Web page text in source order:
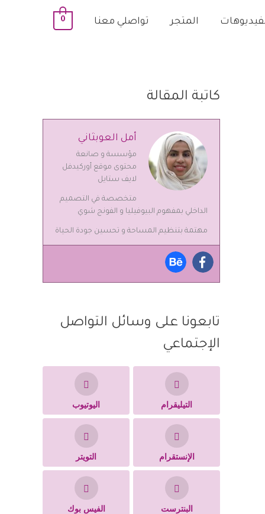
المتجر تواصلي معنا 0
كاتبة المقالة
أمل العوبثاني
مؤسسة و صانعة
محتوى موقع أوركيدفل
لايف ستايل
متخصصة في التصميم
الداخلي بمفهوم البيوفيليا و الفونج شوي
مهتمة بتنظيم المساحة و تحسين جودة الحياة
تابعونا على وسائل التواصل
الإجتماعي
اليوتيوب التيليقرام
التويتر الإنستقرام
الفيس بوك البنترست